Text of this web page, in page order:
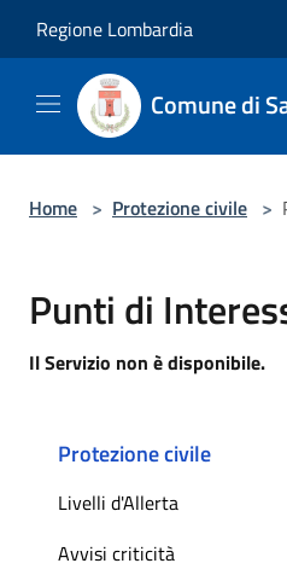
Regione Lombardia
Comune di
Home > Protezione civile >
Punti di
Il Servizio non è disponibile.
Protezione civile
Livelli d'Allerta
Avvisi criticità